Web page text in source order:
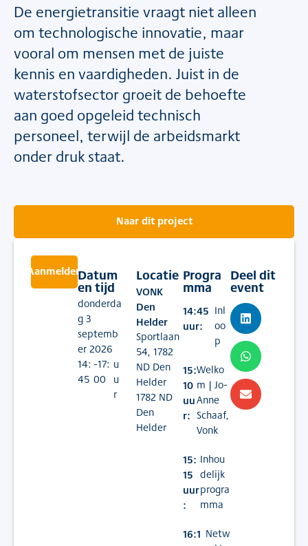
De energietransitie vraagt niet alleen
om technologische innovatie, maar
vooral om mensen met de juiste
kennis en vaardigheden. Juist in de
waterstofsector groeit de behoefte
aan goed opgeleid technisch
personeel, terwijl de arbeidsmarkt
onder druk staat.
Naar dit project
#Energie Waterstof
AanmeldenDatum
en tijd
donderda
g 3
septemb
er 2026
14:
45
-17:
00
u
u
r
Locatie
VONK
Den
Helder
Sportlaan
54, 1782
ND Den
Helder
1782 ND
Den
Helder
Progra
mma
14:45
uur:
Inl
oo
p
15:
10
uu
r:
Welko
m | Jo-
Anne
Schaaf,
Vonk
15:
15
uur
:
Inhou
delijk
progra
mma
16:1 Netw
Deel dit
event